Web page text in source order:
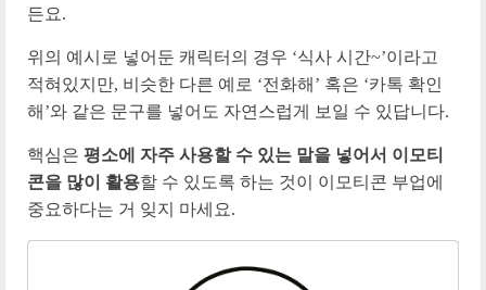
든요.
위의 예시로 넣어둔 캐릭터의 경우 ‘식사 시간~’이라고
적혀있지만, 비슷한 다른 예로 ‘전화해’ 혹은 ‘카톡 확인
해’와 같은 문구를 넣어도 자연스럽게 보일 수 있답니다.
핵심은 평소에 자주 사용할 수 있는 말을 넣어서 이모티
콘을 많이 활용할 수 있도록 하는 것이 이모티콘 부업에
중요하다는 거 잊지 마세요.